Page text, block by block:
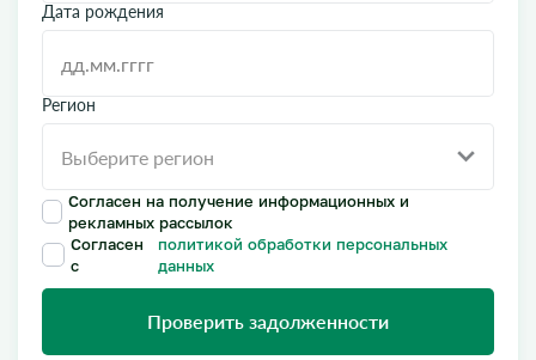
Дата рождения
Регион
Согласен на получение информационных и
рекламных рассылок
Согласен
с
политикой обработки персональных
данных
Проверить задолженности